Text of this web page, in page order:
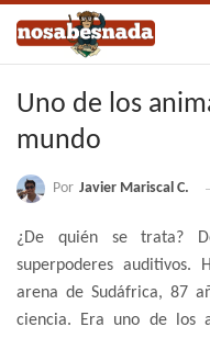
Uno de los
mundo
Por Javier Mariscal C.
¿De quién se trata?
superpoderes auditivos.
arena de Sudáfrica, 87
ciencia. Era uno de los